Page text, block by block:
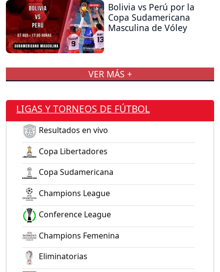
Bolivia vs Perú por la
Copa Sudamericana
Masculina de Vóley
VER MÁS +
LIGAS Y TORNEOS DE FÚTBOL
Resultados en vivo
Copa Libertadores
Copa Sudamericana
Champions League
Conference League
Champions Femenina
Eliminatorias